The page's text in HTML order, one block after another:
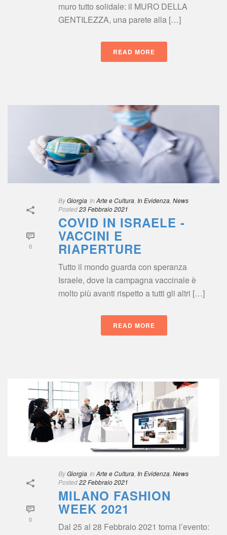
muro tutto solidale: il MURO DELLA
GENTILEZZA, una parete alla […]
READ MORE
0
ByGiorgia In Arte e Cultura In Evidenza New
Posted23 Febbraio 2021
COVID IN ISRAELE -
VACCINI E
RIAPERTURE
Tutto il mondo guarda con speranza
Israele, dove la campagna vaccinale è
molto più avanti rispetto a tutti gli altri […]
READ MORE
0
ByGiorgia In Arte e Cultura In Evidenza New
Posted22 Febbraio 2021
MILANO FASHION
WEEK 2021
Dal 25 al 28 Febbraio 2021 torna l’evento: